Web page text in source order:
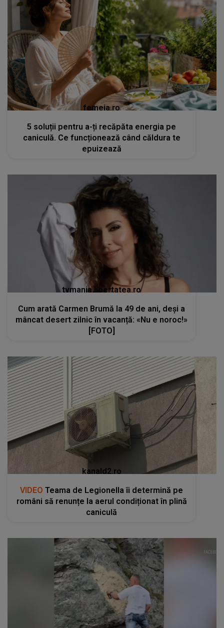
femeia.ro
5 soluții pentru a-ți recăpăta energia pe
caniculă. Ce funcționează când căldura te
epuizează
tvmania.libertatea.ro
Cum arată Carmen Brumă la 49 de ani, deși a
mâncat desert zilnic în vacanță: «Nu e noroc!»
[FOTO]
kanald2.ro
VIDEO Teama de Legionella îi determină pe
români să renunțe la aerul condiționat în plină
caniculă